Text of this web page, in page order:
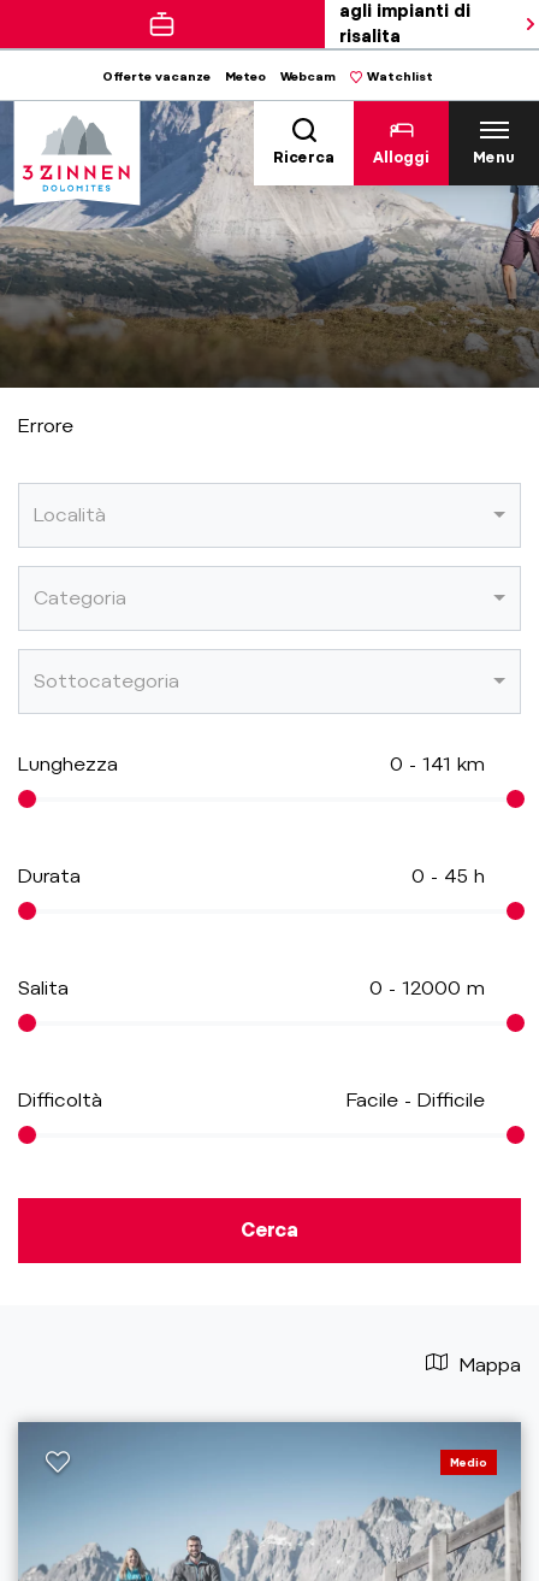
agli impianti di
risalita
Offerte vacanze Meteo Webcam Watchlist
Ricerca Alloggi Menu
Errore
Località
Categoria
Sottocategoria
Lunghezza 0 - 141 km
Durata 0 - 45 h
Salita 0 - 12000 m
Difficoltà Facile - Difficile
Cerca
Mappa
Medio